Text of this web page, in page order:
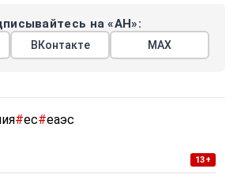
на «АН»:
ВКонтакте МАХ
#ес#еаэс
13+